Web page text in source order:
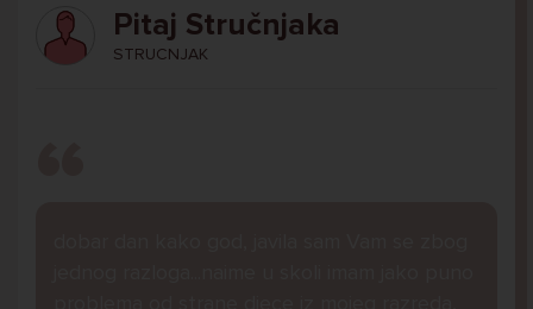
Pitaj Stručnjaka
STRUCNJAK